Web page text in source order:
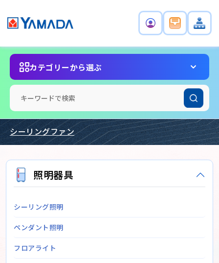
カテゴリーから選ぶ
シーリングファン
照明器具
シーリング照明
ペンダント照明
フロアライト